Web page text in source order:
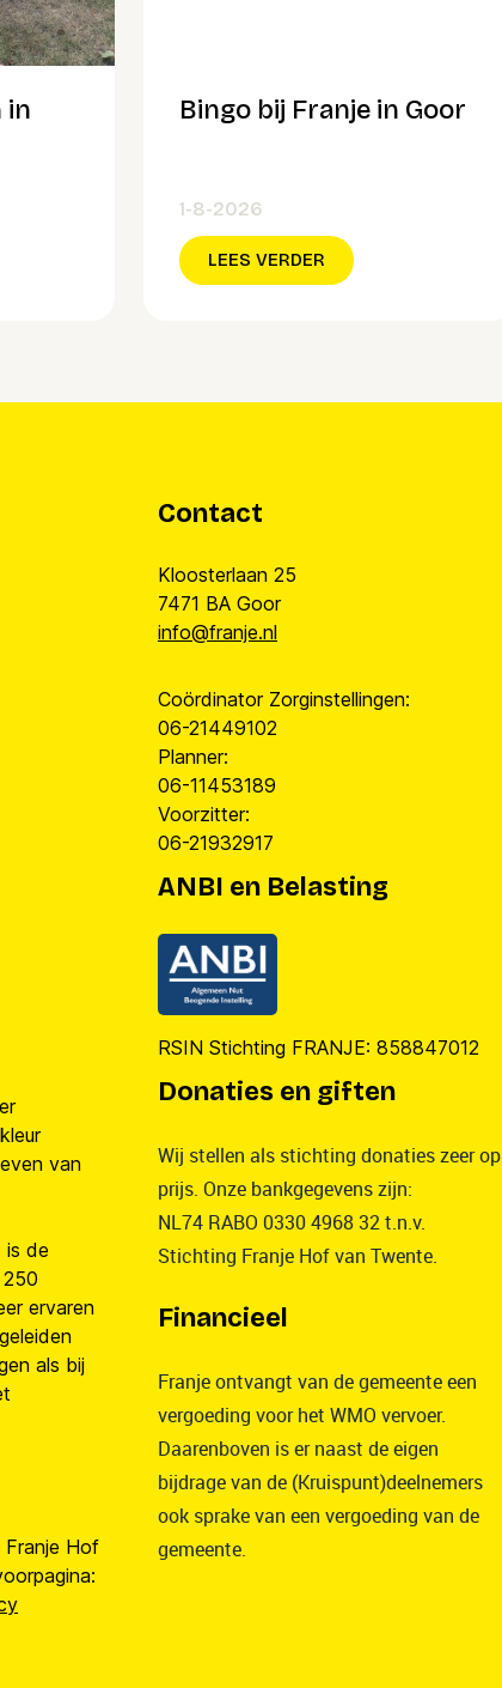
in
Bingo bij Franje in Goor
1-8-2026
LEES VERDER
van
is de
ervaren
als bij
Hof
Contact
Kloosterlaan 25
7471 BA Goor
info@franje.nl
Coördinator Zorginstellingen:
06-21449102
Planner:
06-11453189
Voorzitter:
06-21932917
ANBI en Belasting
RSIN Stichting FRANJE: 858847012
Donaties en giften
Wij stellen als stichting donaties zeer op
prijs. Onze bankgegevens zijn:
NL74 RABO 0330 4968 32 t.n.v.
Stichting Franje Hof van Twente.
Financieel
Franje ontvangt van de gemeente een
vergoeding voor het WMO vervoer.
Daarenboven is er naast de eigen
bijdrage van de (Kruispunt)deelnemers
ook sprake van een vergoeding van de
gemeente.